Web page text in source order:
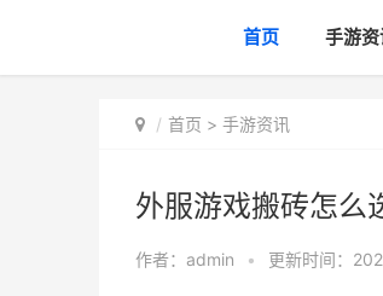
首页 手游
首页 > 手游资讯
外服游戏搬砖怎么
作者： admin • 更新时间：